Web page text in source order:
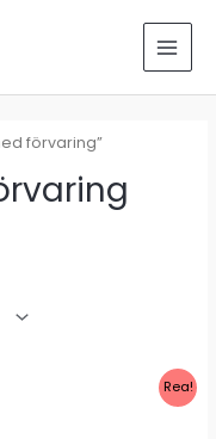
förvaring”
Rea!